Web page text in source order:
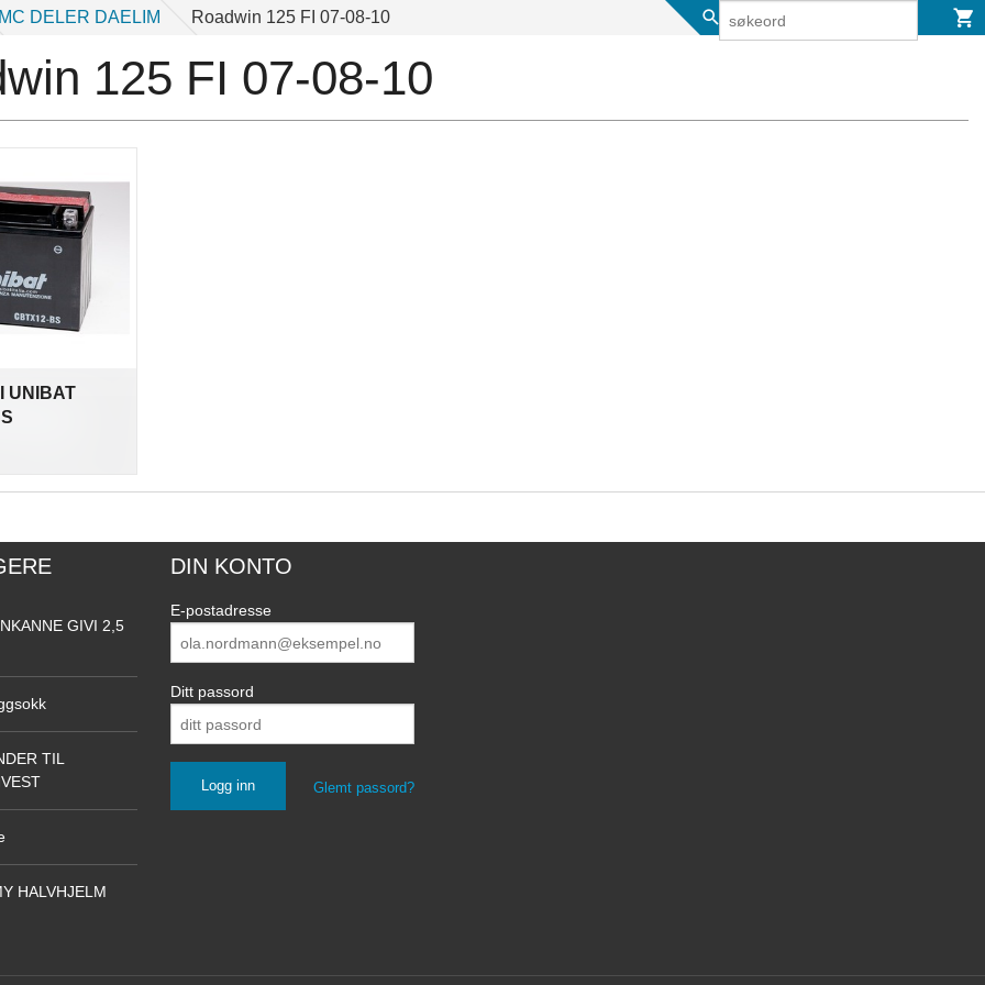
MC DELER DAELIM Roadwin 125 FI 07-08-10
125 FI 07-08-10
UNIBAT
GIVI 2,5
TIL
HALVHJELM
DIN KONTO
E-postadresse
Ditt passord
Glemt passord?